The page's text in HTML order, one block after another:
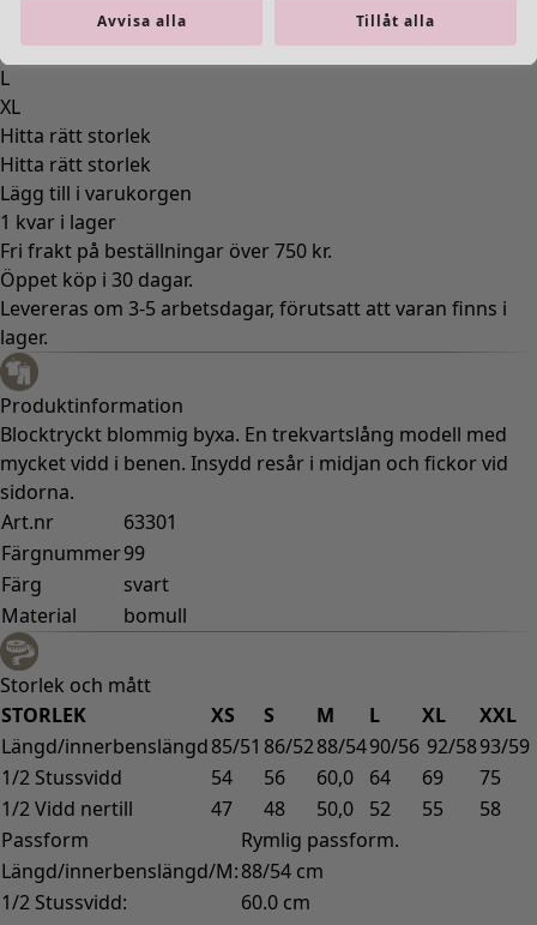
Inredning
Nyheter
All inredning
Gardiner
Kuddar & kuddfodral
Mattor
Frotté
Böcker
Tidigare favoriter
Rum
Badrum
Vardagsrum
Kök & matplats
Shoppa stilen
Klassisk och allmoge inredning
Avvisa alla Tillåt alla